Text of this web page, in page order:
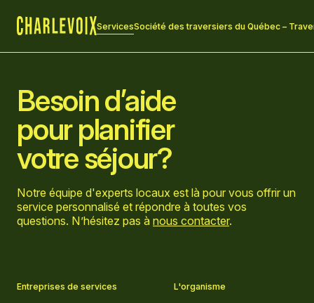
ServicesSociété des traversiers du Québec –
Besoin d’aide
pour planifier
votre séjour?
Notre équipe d'experts locaux est là pour vous offrir un
service personnalisé et répondre à toutes vos
questions. N’hésitez pas à nous contacter.
Entreprises de services
L'organisme